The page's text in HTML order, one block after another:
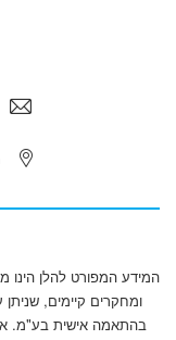
המידע המפורט להלן
ומחקרים קיימים,
בהתאמה אישית בע"מ.